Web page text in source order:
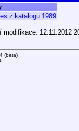
z katalogu 1989
modifikace: 12.11.2012
(beta)